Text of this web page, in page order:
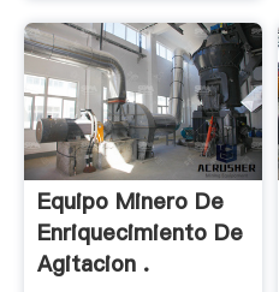
Equipo Minero De
Enriquecimiento De
Agitacion .